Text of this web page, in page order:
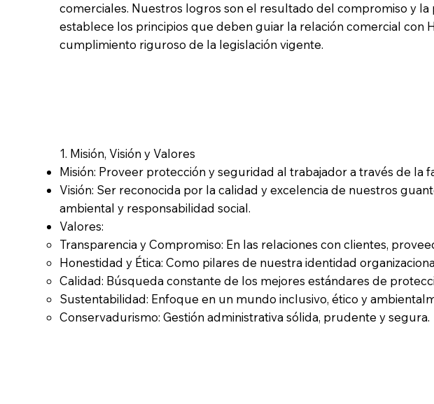
comerciales. Nuestros logros son el resultado del compromiso y
establece los principios que deben guiar la relación comercial con
cumplimiento riguroso de la legislación vigente.
1. Misión, Visión y Valores
Misión: Proveer protección y seguridad al trabajador a través de la
Visión: Ser reconocida por la calidad y excelencia de nuestros
ambiental y responsabilidad social.
Valores:
Transparencia y Compromiso: En las relaciones con clientes,
Honestidad y Ética: Como pilares de nuestra identidad
Calidad: Búsqueda constante de los mejores estándares de
Sustentabilidad: Enfoque en un mundo inclusivo, ético y
Conservadurismo: Gestión administrativa sólida, prudente y segura.